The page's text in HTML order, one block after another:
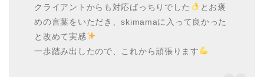
クライアントからも対応ばっちりでした
とお褒
めの言葉をいただき、skimamaに入って良かった
と改めて実感
一歩踏み出したので、これから頑張ります